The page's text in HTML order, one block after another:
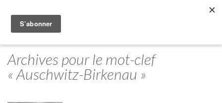
Archives pour le mot-clef
« Auschwitz-Birkenau »